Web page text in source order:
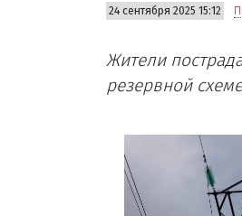
24 сентября 2025 15:12
Жители
резервной